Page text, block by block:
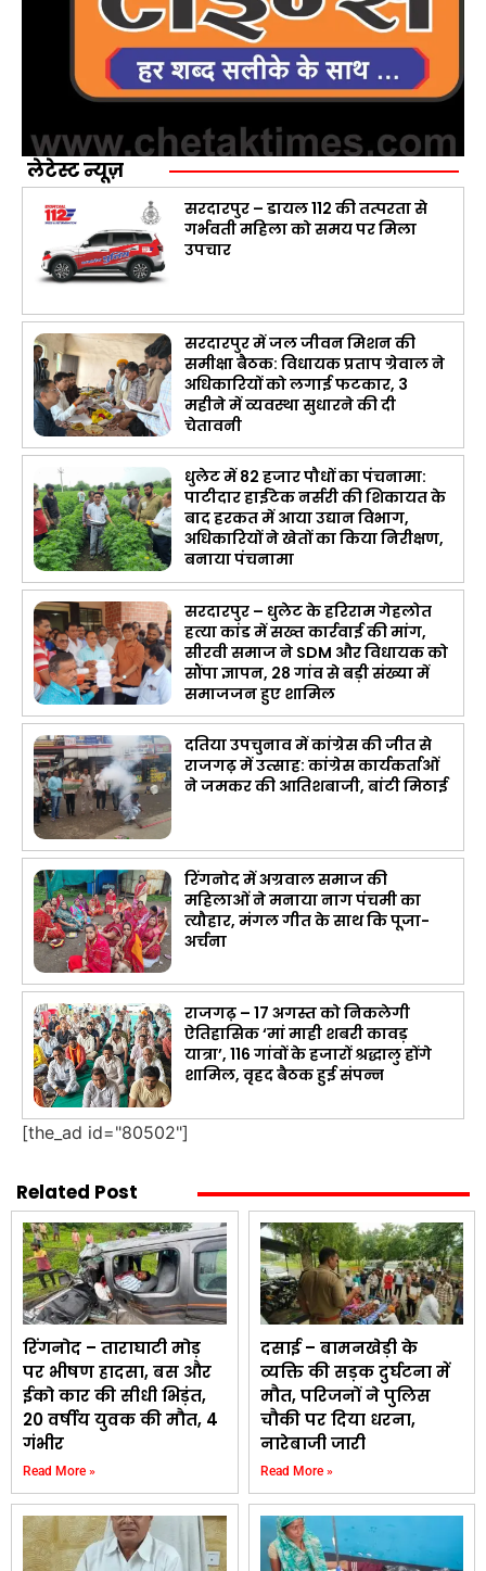
लेटेस्ट न्यूज़
सरदारपुर – डायल 112 की तत्परता से
गर्भवती महिला को समय पर मिला
उपचार
सरदारपुर में जल जीवन मिशन की
समीक्षा बैठक: विधायक प्रताप ग्रेवाल ने
अधिकारियों को लगाई फटकार, 3
महीने में व्यवस्था सुधारने की दी
चेतावनी
धुलेट में 82 हजार पौधों का पंचनामा:
पाटीदार हाईटेक नर्सरी की शिकायत के
बाद हरकत में आया उद्यान विभाग,
अधिकारियों ने खेतों का किया निरीक्षण,
बनाया पंचनामा
सरदारपुर – धुलेट के हरिराम गेहलोत
हत्या कांड में सख्त कार्रवाई की मांग,
सीरवी समाज ने SDM और विधायक को
सौंपा ज्ञापन, 28 गांव से बड़ी संख्या में
समाजजन हुए शामिल
दतिया उपचुनाव में कांग्रेस की जीत से
राजगढ़ में उत्साह: कांग्रेस कार्यकर्ताओं
ने जमकर की आतिशबाजी, बांटी मिठाई
रिंगनोद में अग्रवाल समाज की
महिलाओं ने मनाया नाग पंचमी का
त्यौहार, मंगल गीत के साथ कि पूजा-
अर्चना
राजगढ़ – 17 अगस्त को निकलेगी
ऐतिहासिक ‘मां माही शबरी कावड़
यात्रा’, 116 गांवों के हजारों श्रद्धालु होंगे
शामिल, वृहद बैठक हुई संपन्न
[the_ad id="80502"]
Related Post
रिंगनोद – ताराघाटी मोड़
पर भीषण हादसा, बस और
ईको कार की सीधी भिड़ंत,
20 वर्षीय युवक की मौत, 4
गंभीर
Read More »
दसाई – बामनखेड़ी के
व्यक्ति की सड़क दुर्घटना में
मौत, परिजनों ने पुलिस
चौकी पर दिया धरना,
नारेबाजी जारी
Read More »